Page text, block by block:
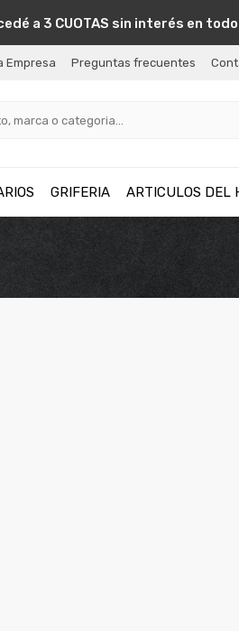
a 3 CUOTAS sin interés en
Empresa Preguntas frecuentes
GRIFERIA ARTICULOS DEL